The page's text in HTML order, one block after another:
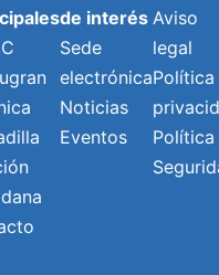
de interés
Sede
electrónica
Noticias
Eventos
Aviso
legal
Política
Política